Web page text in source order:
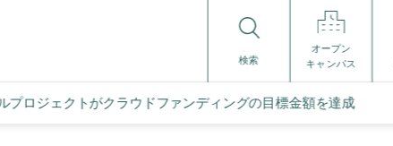
検索
オープン
キャンパス
プロジェクトがクラウドファンディングの目標金額を達成